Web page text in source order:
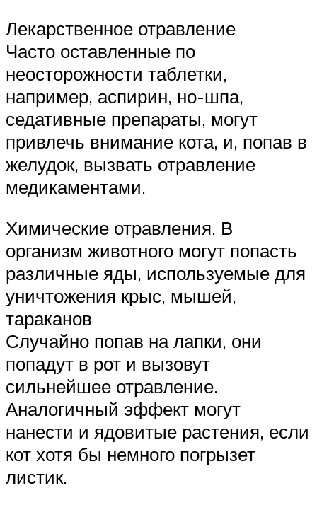
Лекарственное отравление
Часто оставленные по
неосторожности таблетки,
например, аспирин, но-шпа,
седативные препараты, могут
привлечь внимание кота, и, попав в
желудок, вызвать отравление
медикаментами.
Химические отравления. В
организм животного могут попасть
различные яды, используемые для
уничтожения крыс, мышей,
тараканов
Случайно попав на лапки, они
попадут в рот и вызовут
сильнейшее отравление.
Аналогичный эффект могут
нанести и ядовитые растения, если
кот хотя бы немного погрызет
листик.